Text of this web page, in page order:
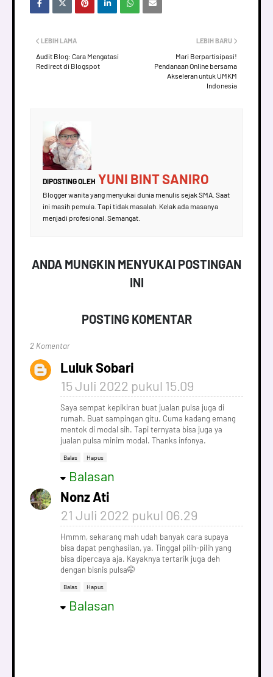
LEBIH BARU
Mari Berpartisipasi!
Pendanaan Online bersama
Akseleran untuk UMKM
Indonesia
LEBIH LAMA
Audit Blog: Cara Mengatasi
Redirect di Blogspot
DIPOSTING OLEH YUNI BINT SANIRO
Blogger wanita yang menyukai dunia menulis sejak SMA. Saat
ini masih pemula. Tapi tidak masalah. Kelak ada masanya
menjadi profesional. Semangat.
ANDA MUNGKIN MENYUKAI POSTINGAN
INI
POSTING KOMENTAR
2 Komentar
Luluk Sobari
15 Juli 2022 pukul 15.09
Saya sempat kepikiran buat jualan pulsa juga di
rumah. Buat sampingan gitu. Cuma kadang emang
mentok di modal sih. Tapi ternyata bisa juga ya
jualan pulsa minim modal. Thanks infonya.
Balas Hapus
Balasan
Nonz Ati
21 Juli 2022 pukul 06.29
Hmmm, sekarang mah udah banyak cara supaya
bisa dapat penghasilan, ya. Tinggal pilih-pilih yang
bisa dipercaya aja. Kayaknya tertarik juga deh
dengan bisnis pulsa🤭
Balas Hapus
Balasan